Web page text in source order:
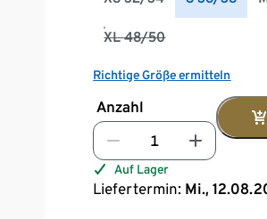
XL 48/50
Richtige Größe ermitteln
Anzahl
Auf Lager
Liefertermin: Mi.,